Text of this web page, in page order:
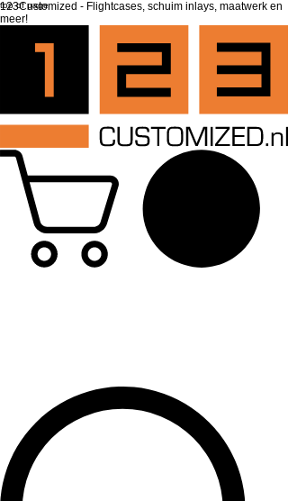
top of page
123Customized - Flightcases, schuim inlays, maatwerk en
meer!